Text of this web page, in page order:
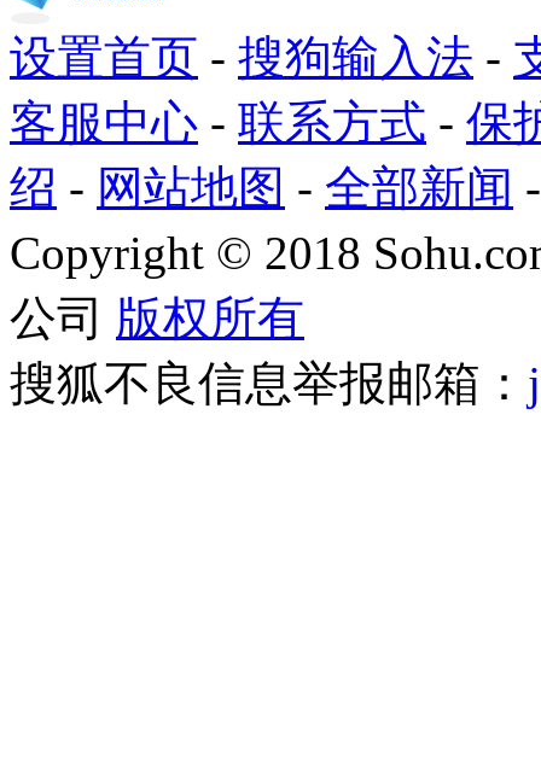
设置首页 - 搜狗输入法 -
客服中心 - 联系方式 - 保
绍 - 网站地图 - 全部新闻
Copyright © 2018
公司 版权所有
搜狐不良信息举报邮箱：